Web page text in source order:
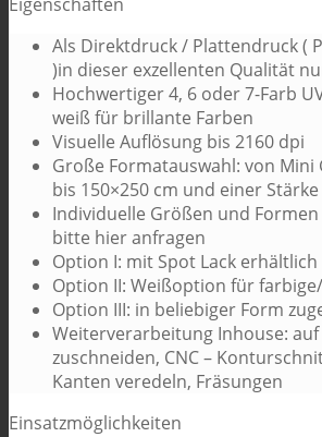
Als Direktdruck / Plattendruck (
)in dieser exzellenten Qualität
Hochwertiger 4, 6 oder 7-Farb
weiß für brillante Farben
Visuelle Auflösung bis 2160 dpi
Große Formatauswahl: von Mini
bis 150×250 cm und einer
Individuelle Größen und
bitte hier anfragen
Option I: mit Spot Lack erhältlich
Option II: Weißoption für
Option III: in beliebiger Form
Weiterverarbeitung Inhouse:
zuschneiden, CNC –
Kanten veredeln, Fräsungen
Einsatzmöglichkeiten